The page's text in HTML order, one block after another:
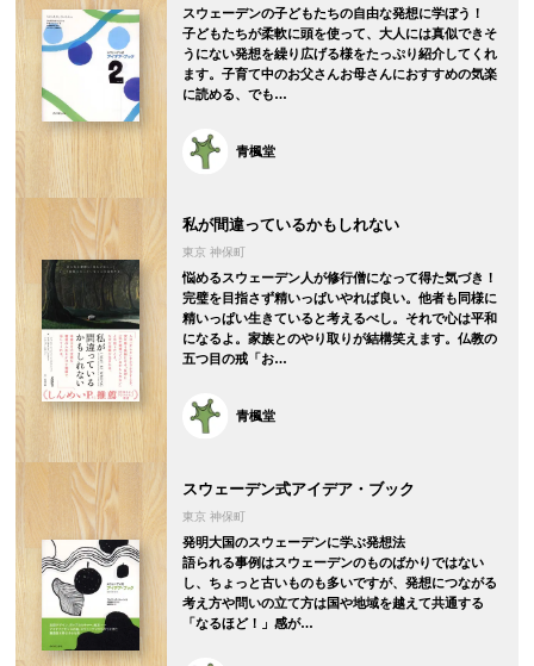
スウェーデンの子どもたちの自由な発想に学ぼう！
子どもたちが柔軟に頭を使って、大人には真似できそ
うにない発想を繰り広げる様をたっぷり紹介してくれ
ます。子育て中のお父さんお母さんにおすすめの気楽
に読める、でも…
青楓堂
私が間違っているかもしれない
東京 神保町
悩めるスウェーデン人が修行僧になって得た気づき！
完璧を目指さず精いっぱいやれば良い。他者も同様に
精いっぱい生きていると考えるべし。それで心は平和
になるよ。家族とのやり取りが結構笑えます。仏教の
五つ目の戒「お…
青楓堂
スウェーデン式アイデア・ブック
東京 神保町
発明大国のスウェーデンに学ぶ発想法
語られる事例はスウェーデンのものばかりではない
し、ちょっと古いものも多いですが、発想につながる
考え方や問いの立て方は国や地域を越えて共通する
「なるほど！」感が…